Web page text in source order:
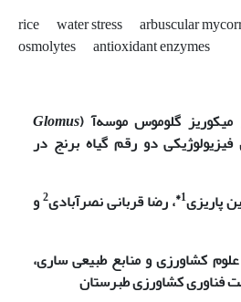
rice water stress arbuscular
osmolytes
antioxidant enzymes
میکوریز گلوموس موسه‌آ (Glomus
دو رقم گیاه برنج در
پاریزی1* ، رضا قربانی نصرآبادی2و
کشاورزی و منابع طبیعی ساری،
فناوری کشاورزی طبرستان